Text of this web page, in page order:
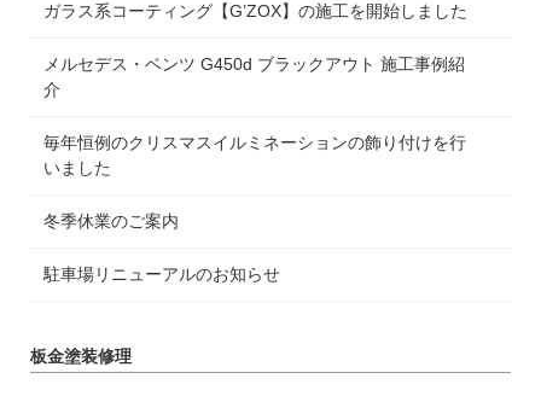
ガラス系コーティング【G’ZOX】の施工を開始しました
メルセデス・ベンツ G450d ブラックアウト 施工事例紹
介
毎年恒例のクリスマスイルミネーションの飾り付けを行
いました
冬季休業のご案内
駐車場リニューアルのお知らせ
板金塗装修理